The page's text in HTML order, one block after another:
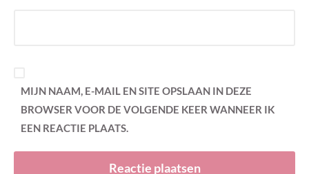
MIJN NAAM, E-MAIL EN SITE OPSLAAN IN DEZE
BROWSER VOOR DE VOLGENDE KEER WANNEER IK
EEN REACTIE PLAATS.